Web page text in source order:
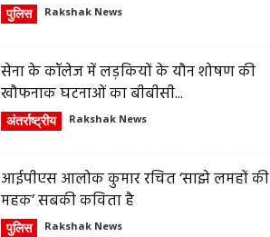
पुलिस Rakshak News
सेना के कॉलेज में लड़कियों के यौन शोषण की
खौफनाक घटनाओं का बीबीसी...
अंतर्राष्ट्रीय Rakshak News
आईपीएस आलोक कुमार रचित ‘साझे लमहों की
महक’ सबकी कविता है
पुलिस Rakshak News